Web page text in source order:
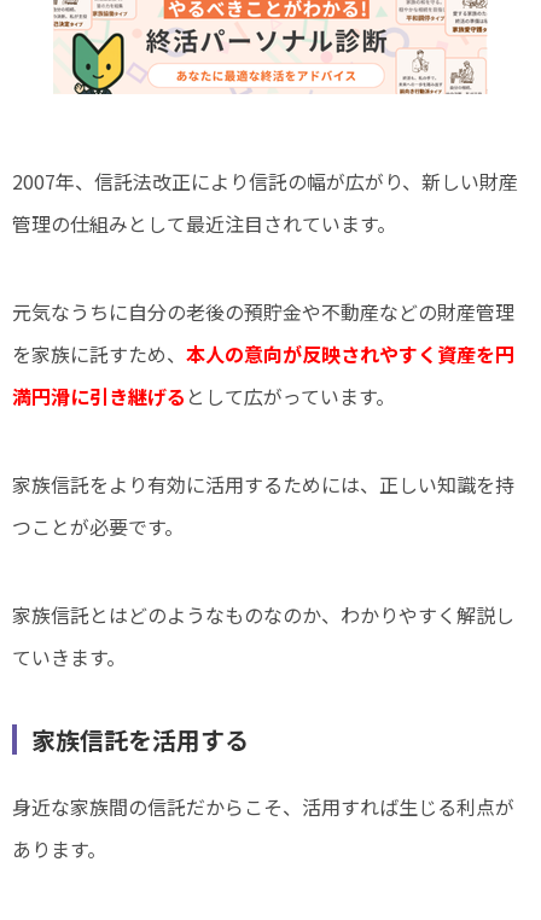
2007年、信託法改正により信託の幅が広がり、新しい財産
管理の仕組みとして最近注目されています。
元気なうちに自分の老後の預貯金や不動産などの財産管理
を家族に託すため、 本人の意向が反映されやすく資産を円
満円滑に引き継げる として広がっています。
家族信託をより有効に活用するためには、正しい知識を持
つことが必要です。
家族信託とはどのようなものなのか、わかりやすく解説し
ていきます。
家族信託を活用する
身近な家族間の信託だからこそ、活用すれば生じる利点が
あります。